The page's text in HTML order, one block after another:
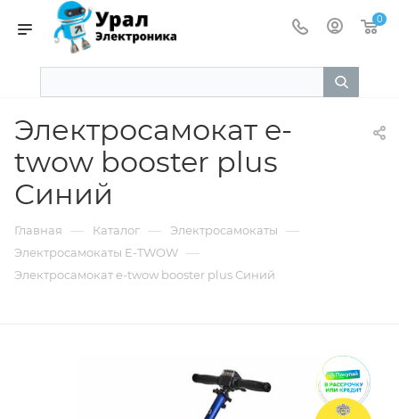
0
Электросамокат e-
twow booster plus
Синий
Главная — Каталог — Электросамокаты —
Электросамокаты E-TWOW —
Электросамокат e-twow booster plus Синий